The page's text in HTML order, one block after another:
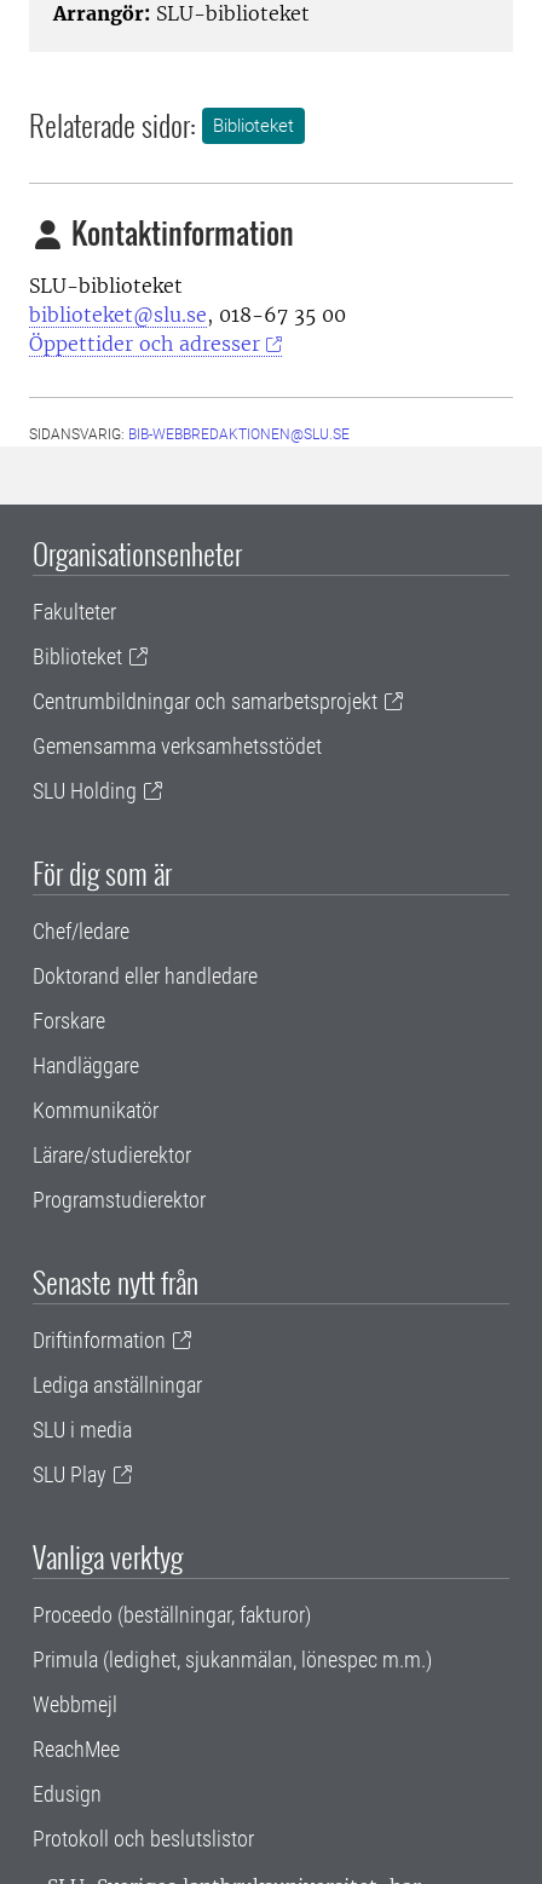
Arrangör: SLU-biblioteket
Relaterade sidor: Biblioteket
Kontaktinformation
SLU-biblioteket
biblioteket@slu.se, 018-67 35 00
Öppettider och adresser
SIDANSVARIG: BIB-WEBBREDAKTIONEN@SLU.SE
Organisationsenheter
Fakulteter
Biblioteket
Centrumbildningar och samarbetsprojekt
Gemensamma verksamhetsstödet
SLU Holding
För dig som är
Chef/ledare
Doktorand eller handledare
Forskare
Handläggare
Kommunikatör
Lärare/studierektor
Programstudierektor
Senaste nytt från
Driftinformation
Lediga anställningar
SLU i media
SLU Play
Vanliga verktyg
Proceedo (beställningar, fakturor)
Primula (ledighet, sjukanmälan, lönespec m.m.)
Webbmejl
ReachMee
Edusign
Protokoll och beslutslistor